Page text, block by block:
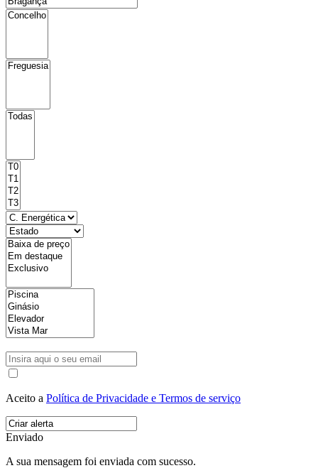
Aceito a Política de Privacidade e Termos de serviço
Enviado
A sua mensagem foi enviada com sucesso.